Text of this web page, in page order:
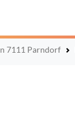
7111 Parndorf